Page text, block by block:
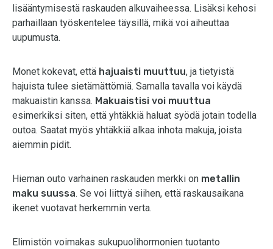
lisääntymisestä raskauden alkuvaiheessa. Lisäksi kehosi
parhaillaan työskentelee täysillä, mikä voi aiheuttaa
uupumusta.
Monet kokevat, että hajuaisti muuttuu, ja tietyistä
hajuista tulee sietämättömiä. Samalla tavalla voi käydä
makuaistin kanssa. Makuaistisi voi muuttua
esimerkiksi siten, että yhtäkkiä haluat syödä jotain todella
outoa. Saatat myös yhtäkkiä alkaa inhota makuja, joista
aiemmin pidit.
Hieman outo varhainen raskauden merkki on metallin
maku suussa. Se voi liittyä siihen, että raskausaikana
ikenet vuotavat herkemmin verta.
Elimistön voimakas sukupuolihormonien tuotanto